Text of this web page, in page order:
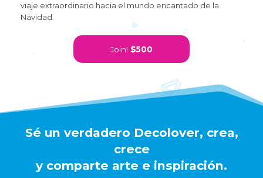
viaje extraordinario hacia el mundo encantado de la
Navidad.
Join! $500
Sé un verdadero Decolover, crea,
crece
y comparte arte e inspiración.